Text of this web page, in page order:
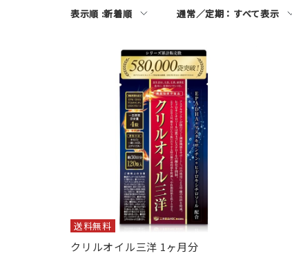
表示順 :新着順 通常／定期： すべて表示
送料無料
クリルオイル三洋 1ヶ月分